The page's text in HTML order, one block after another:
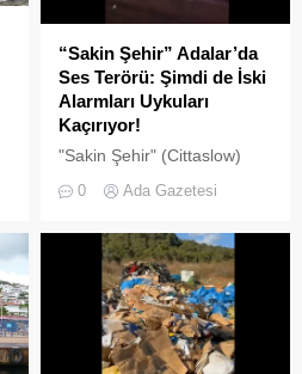
“Sakin Şehir” Adalar’da
Ses Terörü: Şimdi de İski
Alarmları Uykuları
Kaçırıyor!
"Sakin Şehir" (Cittaslow)
Adalar'da gürültü kirliliği
0 Ada Gazetesi